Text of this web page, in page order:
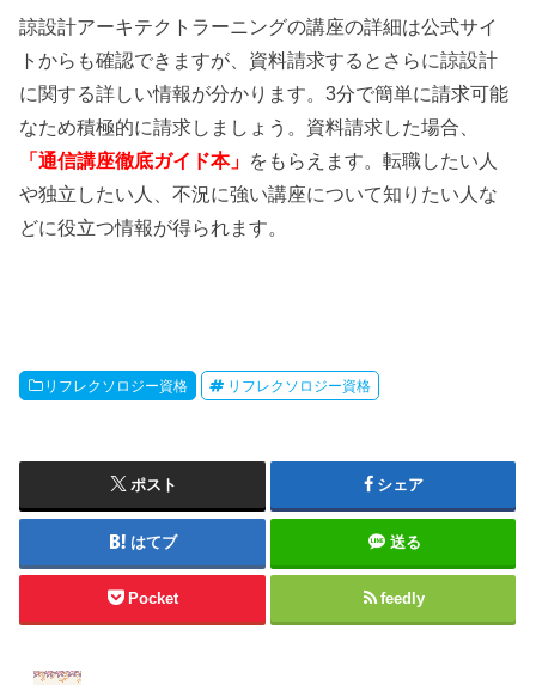
諒設計アーキテクトラーニングの講座の詳細は公式サイ
トからも確認できますが、資料請求するとさらに諒設計
に関する詳しい情報が分かります。3分で簡単に請求可能
なため積極的に請求しましょう。資料請求した場合、
「通信講座徹底ガイド本」 をもらえます。転職したい人
や独立したい人、不況に強い講座について知りたい人な
どに役立つ情報が得られます。
リフレクソロジー資格 リフレクソロジー資格
ポスト シェア
はてブ 送る
Pocket feedly